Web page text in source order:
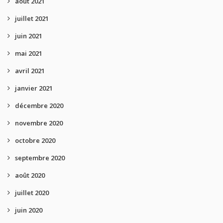
juillet 2021
juin 2021
mai 2021
avril 2021
janvier 2021
décembre 2020
novembre 2020
octobre 2020
septembre 2020
août 2020
juillet 2020
juin 2020